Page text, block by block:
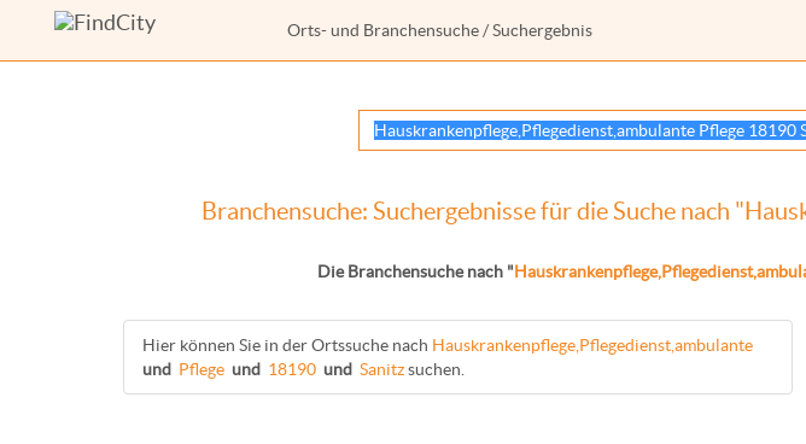
Orts- und Branchensuche / Suchergebnis
Branchensuche: Suchergebnisse für die Suche nach
Die Branchensuche nach "
Hier können Sie in der Ortssuche nach Hauskrankenpflege,Pflegedienst,ambulante
und Pflege und 18190 und Sanitzsuchen.